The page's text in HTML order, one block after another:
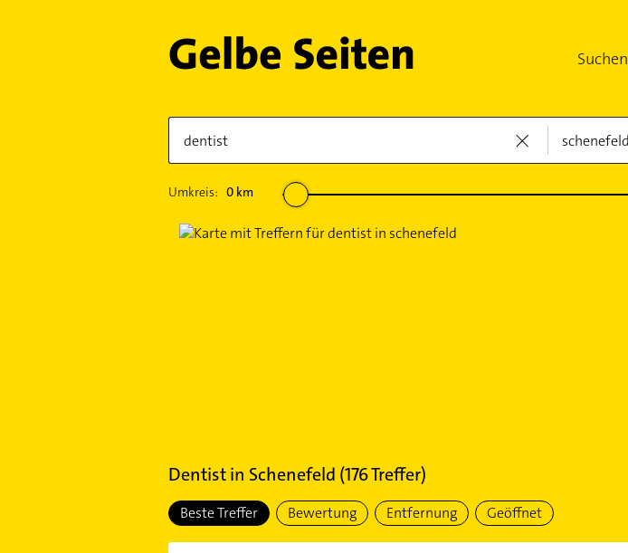
Suchen
Umkreis: 0km
Dentistin Schenefeld (176Treffer)
Beste Treffer Bewertung Entfernung Geöffnet